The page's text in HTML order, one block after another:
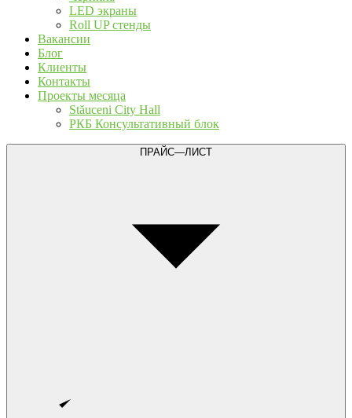
LED экраны
Roll UP стенды
Вакансии
Блог
Клиенты
Контакты
Проекты месяца
Stăuceni City Hall
РКБ Консультативный блок
ПРАЙС—ЛИСТ